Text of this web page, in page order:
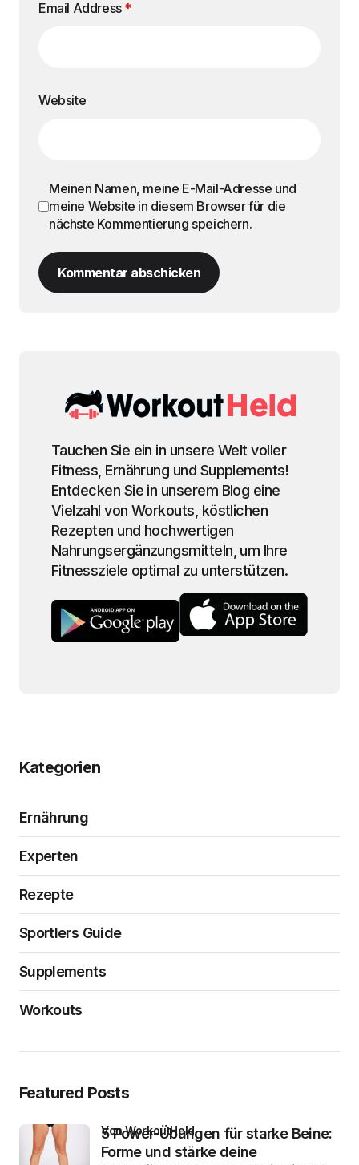
Email Address *
Website
Meinen Namen, meine E-Mail-Adresse und
meine Website in diesem Browser für die
nächste Kommentierung speichern.
Kommentar abschicken
Tauchen Sie ein in unsere Welt voller
Fitness, Ernährung und Supplements!
Entdecken Sie in unserem Blog eine
Vielzahl von Workouts, köstlichen
Rezepten und hochwertigen
Nahrungsergänzungsmitteln, um Ihre
Fitnessziele optimal zu unterstützen.
Kategorien
Ernährung
Experten
Rezepte
Sportlers Guide
Supplements
Workouts
Featured Posts
5 Power-Übungen für starke Beine:
Forme und stärke deine
von WorkoutHeld